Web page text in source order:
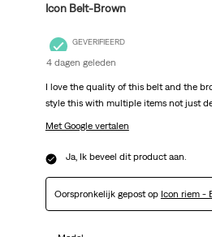
Icon Belt-Brown
GEVERIFIEERD
4 dagen geleden
I love the quality of this belt and the
style this with multiple items not just
Met Google vertalen
Ja, Ik beveel dit product aan.
Oorspronkelijk gepost op Icon riem -